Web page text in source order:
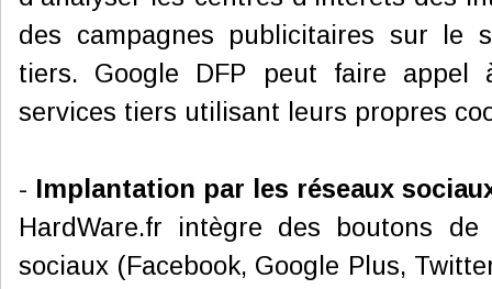
des campagnes publicitaires sur le
tiers. Google DFP peut faire appel
services tiers utilisant leurs propres
- Implantation par les réseaux
HardWare.fr intègre des boutons
sociaux (Facebook, Google Plus,